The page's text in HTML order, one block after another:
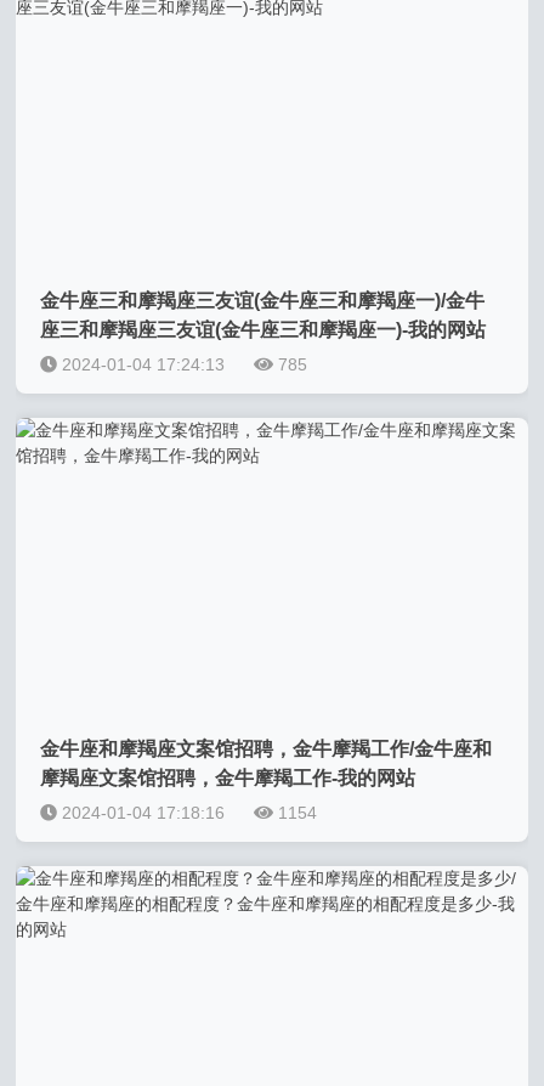
金牛座三和摩羯座三友谊(金牛座三和摩羯座一)/金牛
座三和摩羯座三友谊(金牛座三和摩羯座一)-我的网站
2024-01-04 17:24:13 785
金牛座和摩羯座文案馆招聘，金牛摩羯工作/金牛座和
摩羯座文案馆招聘，金牛摩羯工作-我的网站
2024-01-04 17:18:16 1154